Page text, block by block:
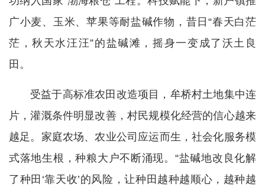
广小麦、玉米、苹果等耐盐碱作物，昔日“春天白茫
茫，秋天水汪汪”的盐碱滩，摇身一变成了沃土良
田。
受益于高标准农田改造项目，牟桥村土地集中连
片，灌溉条件明显改善，村民规模化经营的信心越来
越足。家庭农场、农业公司应运而生，社会化服务模
式落地生根，种粮大户不断涌现。“盐碱地改良化解
了种田‘靠天收’的风险，让种田越种越顺心，越种越